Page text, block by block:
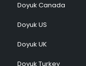
Doyuk Canada
Doyuk US
Doyuk UK
Doyuk Turkey